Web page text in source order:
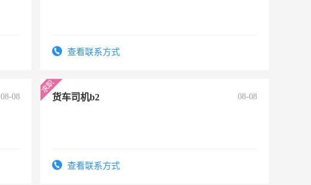
查看联系方式
08-08 货车司机b2 08-08
查看联系方式